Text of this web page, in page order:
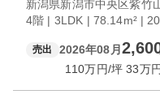
新潟県新潟市中央区紫竹
4階 | 3LDK | 78.14m² |
売出 2026年08月
110万円/坪 33万